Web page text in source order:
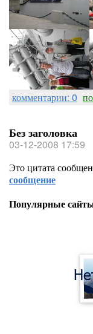
комментарии: 0
Без заголовка
03-12-2008 17:59
Это цитата
сообщение
Популярные